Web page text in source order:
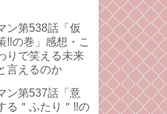
ン第538話「仮
‼︎の巻」感想・こ
りで笑える未来
言えるのか
ン第537話「意
る＂ふたり＂‼︎の